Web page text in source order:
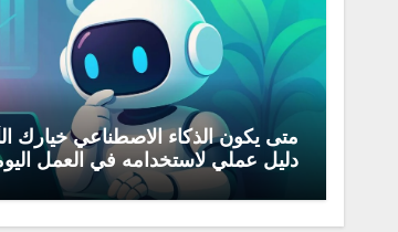
متى يكون الذكاء الاصطناعي خيارك
دليل عملي لاستخدامه في العمل